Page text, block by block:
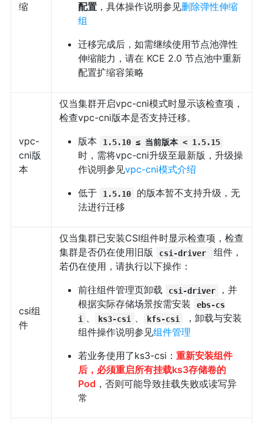
缩
配置，具体操作说明参见删除弹性伸缩
组
迁移完成后，如需继续使用节点池弹性
伸缩能力，请在 KCE 2.0 节点池中重新
配置扩缩容策略
vpc-
cni版
本
仅当集群开启vpc-cni模式时显示该检查项，
检查vpc-cni版本是否支持迁移。
版本
1.5.10 ≤ 当前版本 < 1.5.15
时，需将vpc-cni升级至最新版，升级操
作说明参见vpc-cni模式介绍
低于
1.5.10
的版本暂不支持升级，无
法进行迁移
csi组
件
仅当集群已安装CSI组件时显示检查项，检查
集群是否仍在使用旧版
csi-driver
组件，
若仍在使用，请执行以下操作：
前往组件管理页卸载
csi-driver
，并
根据实际存储场景按需安装
ebs-cs
i 、 ks3-csi 、 kfs-csi
，卸载与安装
组件操作说明参见组件管理
若业务使用了ks3-csi： 重新安装组件
后，必须重启所有挂载ks3存储卷的
Pod ，否则可能导致挂载失败或读写异
常